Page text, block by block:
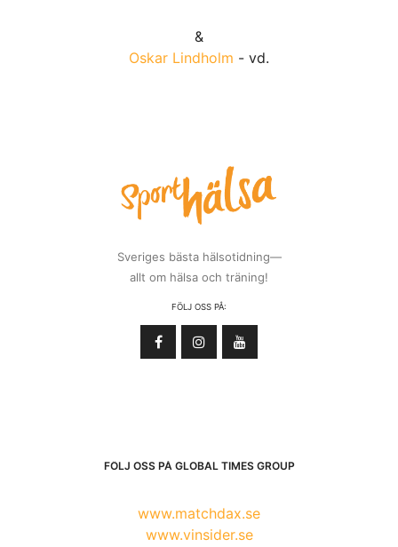
&
Oskar Lindholm - vd.
Sveriges bästa hälsotidning—
allt om hälsa och träning!
FÖLJ OSS PÅ:
FÖLJ OSS PÅ GLOBAL TIMES GROUP
www.matchdax.se
www.vinsider.se